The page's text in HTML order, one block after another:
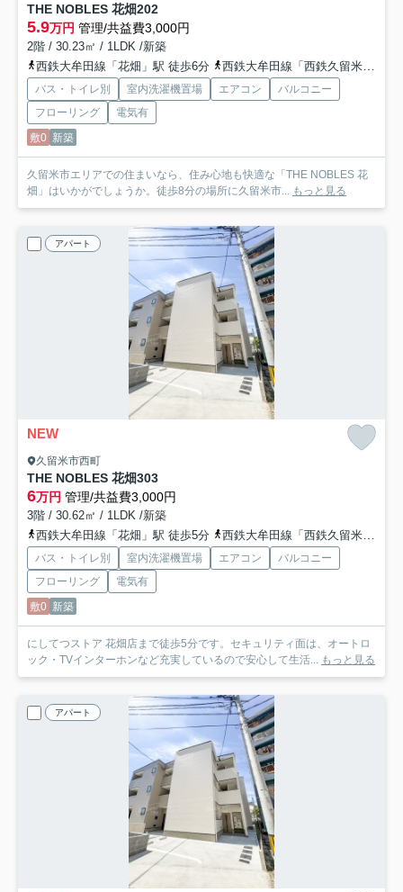
THE NOBLES 花畑202
5.9万円 管理/共益費3,000円
2階 / 30.23㎡ / 1LDK /新築
西鉄大牟田線「花畑」駅 徒歩6分
西鉄大牟田線「西鉄久留米」駅 徒歩10分
バス・トイレ別 室内洗濯機置場 エアコン
バルコニー
フローリング
電気有
敷0 新築
久留米市エリアでの住まいなら、住み心地も快適な「THE NOBLES 花
畑」はいかがでしょうか。徒歩8分の場所に久留米市...
もっと見る
アパート
NEW
久留米市西町
THE NOBLES 花畑303
6万円 管理/共益費3,000円
3階 / 30.62㎡ / 1LDK /新築
西鉄大牟田線「花畑」駅 徒歩5分
西鉄大牟田線「西鉄久留米」駅 徒歩10分
バス・トイレ別 室内洗濯機置場 エアコン
バルコニー
フローリング
電気有
敷0 新築
にしてつストア 花畑店まで徒歩5分です。セキュリティ面は、オートロ
ック・TVインターホンなど充実しているので安心して生活...
もっと見る
アパート